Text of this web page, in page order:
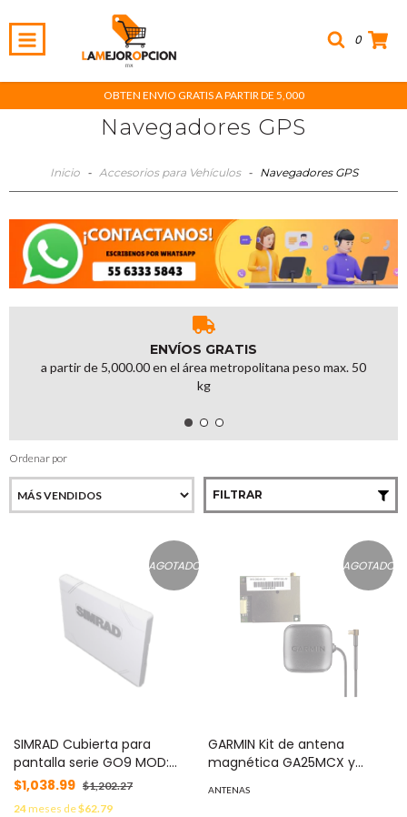
0
OBTEN ENVIO GRATIS A PARTIR DE 5,000
Navegadores GPS
Inicio - Accesorios para Vehículos - Navegadores GPS
ENVÍOS GRATIS
a partir de 5,000.00 en el área metropolitana peso max. 50
kg
Ordenar por
FILTRAR
AGOTADO
SIMRAD Cubierta para
pantalla serie GO9 MOD:
000-13698-001
$1,038.99 $1,202.27
24meses de$62.79
AGOTADO
GARMIN Kit de antena
magnética GA25MCX y
sensibilidad MOD: KEN-GPS-
ANTENAS